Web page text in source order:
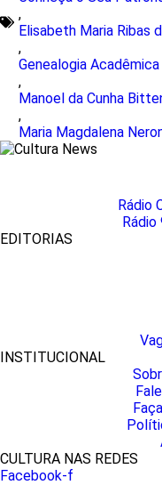
,
Elisabeth Maria Ribas
,
Genealogia Acadêmica
,
Manoel da Cunha
,
Maria Magdalena
Rádio
Rádio
EDITORIAS
INSTITUCIONAL
CULTURA NAS REDES
Facebook-f